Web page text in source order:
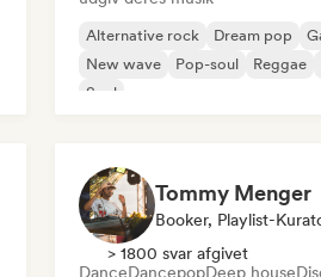
Alternative rock Dream pop
New wave
Pop-soul Reggae
Soul
Tommy Menger
Booker, Playlist-
> 1800 svar afgivet
DanceDancepopDeep house